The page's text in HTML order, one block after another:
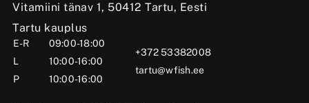
Vitamiini tänav 1, 50412 Tartu, Eesti
Tartu kauplus
E-R
09:00-18:00
L
10:00-16:00
P
10:00-16:00
+372 53382008
tartu@wfish.ee